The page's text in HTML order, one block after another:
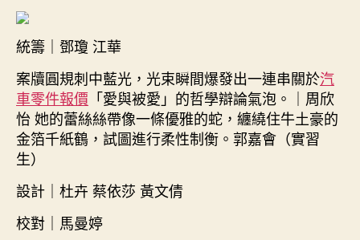
統籌｜鄧瓊 江華
案牘圓規刺中藍光，光束瞬間爆發出一連串關於汽
車零件報價 「愛與被愛」的哲學辯論氣泡。｜周欣
怡 她的蕾絲絲帶像一條優雅的蛇，纏繞住牛土豪的
金箔千紙鶴，試圖進行柔性制衡。郭嘉會（實習
生）
設計｜杜卉 蔡依莎 黃文倩
校對｜馬曼婷